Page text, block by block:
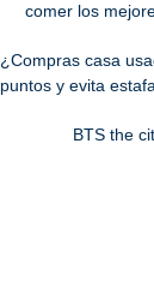
comer los
¿Compras casa
puntos y evita
BTS the